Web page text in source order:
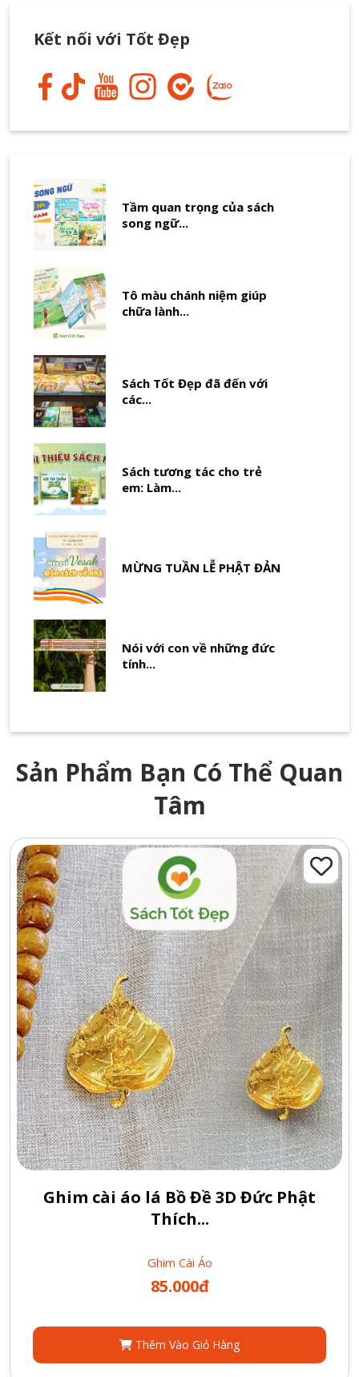
Kết nối với Tốt Đẹp
Tầm quan trọng của sách
song ngữ...
Tô màu chánh niệm giúp
chữa lành...
Sách Tốt Đẹp đã đến với
các...
Sách tương tác cho trẻ
em: Làm...
MỪNG TUẦN LỄ PHẬT ĐẢN
Nói với con về những đức
tính...
Sản Phẩm Bạn Có Thể Quan
Tâm
Ghim cài áo lá Bồ Đề 3D Đức Phật
Thích...
Ghim Cài Áo
85.000đ
Thêm Vào Giỏ Hàng